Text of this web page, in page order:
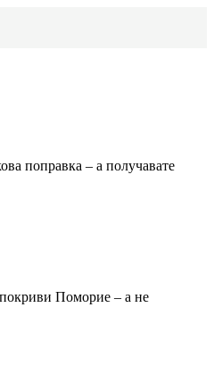
поправка – а получавате
Поморие – а не